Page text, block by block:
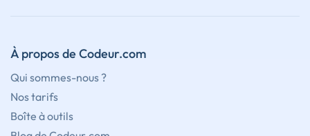
À propos de Codeur.com
Qui sommes-nous ?
Nos tarifs
Boîte à outils